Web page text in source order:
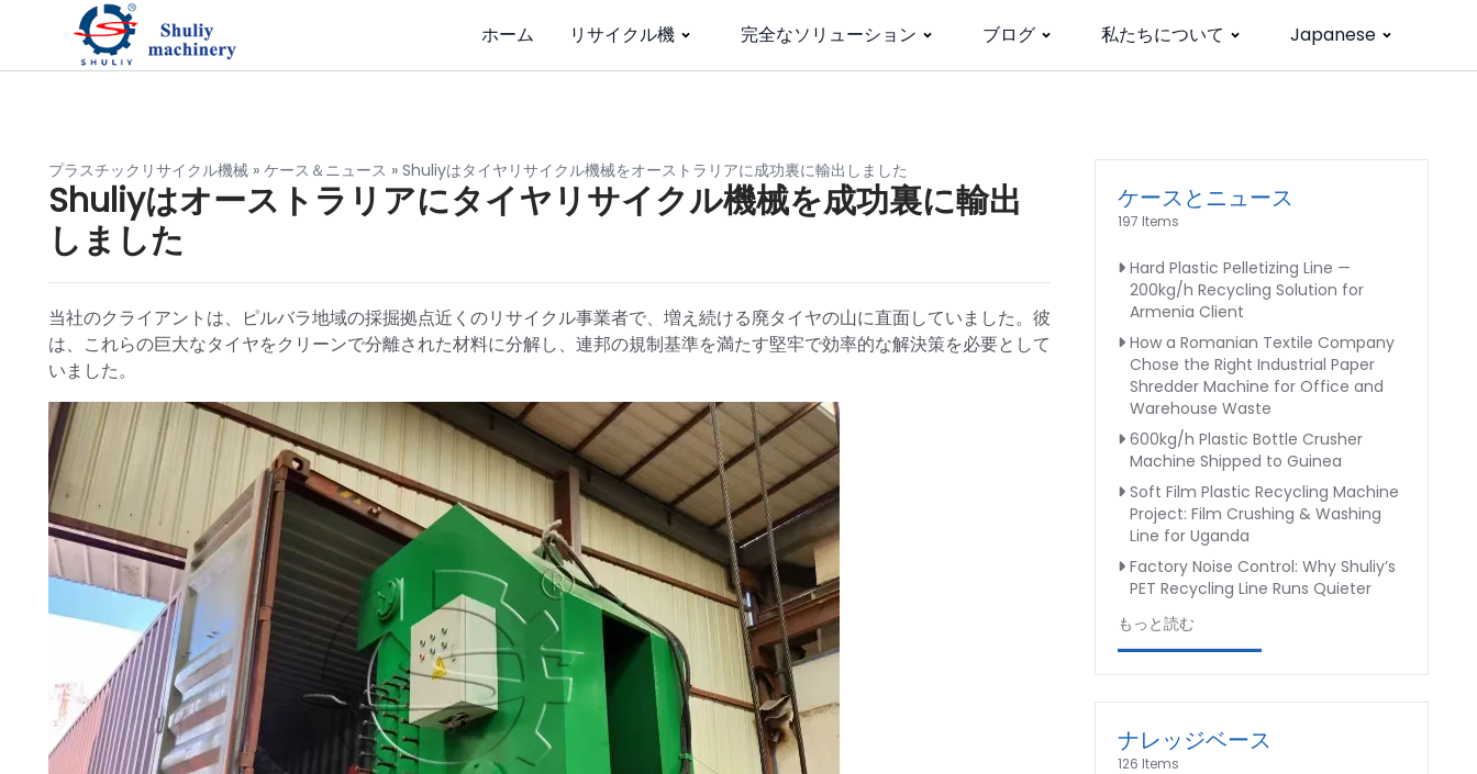
ホーム リサイクル機 完全なソリューション ブログ 私たちについて Japanese
プラスチックリサイクル機械 » ケース＆ニュース » Shuliyはタイヤリサイクル機械をオーストラリアに成功裏に輸出しました
Shuliyはオーストラリアにタイヤリサイクル機械を成功裏に輸出
しました
当社のクライアントは、ピルバラ地域の採掘拠点近くのリサイクル事業者で、増え続ける廃タイヤの山に直面していました。彼
は、これらの巨大なタイヤをクリーンで分離された材料に分解し、連邦の規制基準を満たす堅牢で効率的な解決策を必要として
いました。
ケースとニュース
197 Items
Hard Plastic Pelletizing Line —
200kg/h Recycling Solution for
Armenia Client
How a Romanian Textile Company
Chose the Right Industrial Paper
Shredder Machine for Office and
Warehouse Waste
600kg/h Plastic Bottle Crusher
Machine Shipped to Guinea
Soft Film Plastic Recycling Machine
Project: Film Crushing & Washing
Line for Uganda
Factory Noise Control: Why Shuliy’s
PET Recycling Line Runs Quieter
もっと読む
ナレッジベース
126 Items